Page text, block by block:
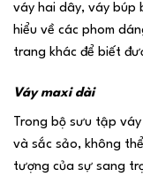
váy hai dây, váy búp
hiểu về các phom
trang khác để biết
Váy maxi dài
Trong bộ sưu tập
và sắc sảo, không
tượng của sự sang